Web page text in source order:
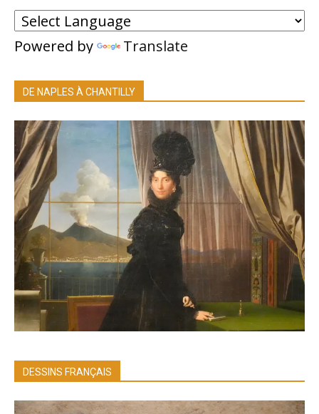
Powered by Translate
DE NAPLES À CHANTILLY
DESSINS FRANÇAIS